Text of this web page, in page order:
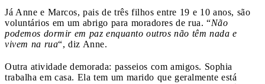
Já Anne e Marcos, pais de três filhos entre 19 e 10 anos, são
voluntários em um abrigo para moradores de rua. “Não
podemos dormir em paz enquanto outros não têm nada e
vivem na rua“, diz Anne.
Outra atividade demorada: passeios com amigos. Sophia
trabalha em casa. Ela tem um marido que geralmente está